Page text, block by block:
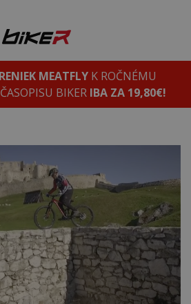
MEATFLYK ROČNÉMU
BIKER IBA ZA 19,80€!